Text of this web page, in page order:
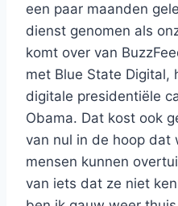
een paar maanden
dienst genomen als
komt over van
met Blue State Digital,
digitale presidentiële
Obama. Dat kost ook
van nul in de hoop dat
mensen kunnen
van iets dat ze niet